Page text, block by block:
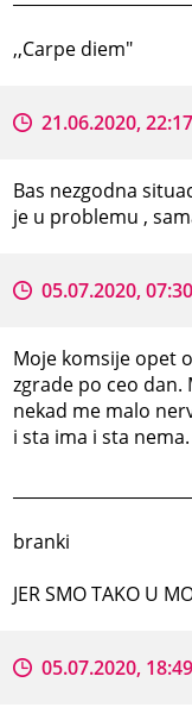
,,Carpe diem"
21.06.2020, 22:17
Bas nezgodna
je u problemu ,
05.07.2020, 07:30
Moje komsije opet
zgrade po ceo dan.
nekad me malo
i sta ima i sta
branki
JER SMO TAKO U
05.07.2020, 18:49